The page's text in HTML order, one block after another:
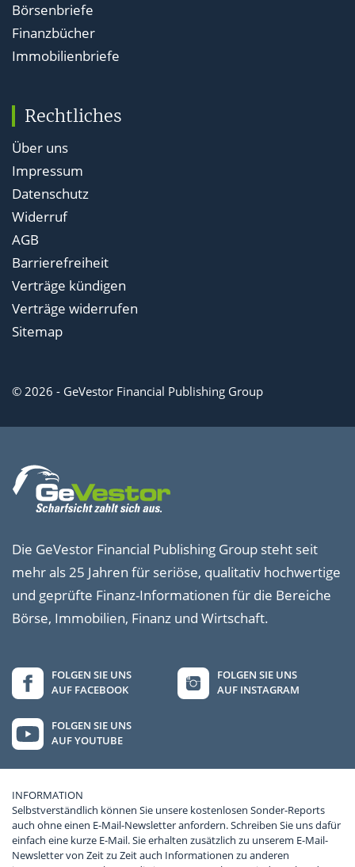
Börsenbriefe
Finanzbücher
Immobilienbriefe
Rechtliches
Über uns
Impressum
Datenschutz
Widerruf
AGB
Barrierefreiheit
Verträge kündigen
Verträge widerrufen
Sitemap
© 2026 - GeVestor Financial Publishing Group
Die GeVestor Financial Publishing Group steht seit
mehr als 25 Jahren für seriöse, qualitativ hochwertige
und geprüfte Finanz-Informationen für die Bereiche
Börse, Immobilien, Finanz und Wirtschaft.
FOLGEN SIE UNS
AUF FACEBOOK
FOLGEN SIE UNS
AUF INSTAGRAM
FOLGEN SIE UNS
AUF YOUTUBE
INFORMATION
Selbstverständlich können Sie unsere kostenlosen Sonder-Reports
auch ohne einen E-Mail-Newsletter anfordern. Schreiben Sie uns dafür
einfach eine kurze E-Mail. Sie erhalten zusätzlich zu unserem E-Mail-
Newsletter von Zeit zu Zeit auch Informationen zu anderen